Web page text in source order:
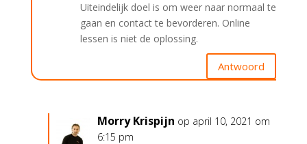
Uiteindelijk doel is om weer naar normaal te
gaan en contact te bevorderen. Online
lessen is niet de oplossing.
Antwoord
Morry Krispijn op april 10, 2021 om
6:15 pm